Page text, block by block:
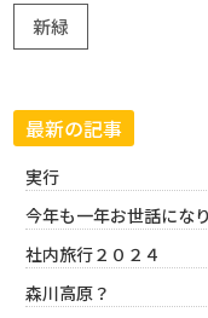
新緑
最新の記事
実行
今年も一年お世話にな
社内旅行２０２４
森川高原？